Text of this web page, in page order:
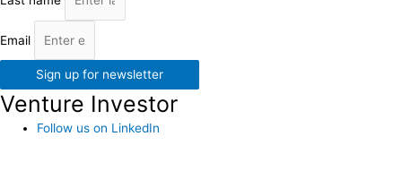
Email
Sign up for newsletter
Venture Investor
Follow us on LinkedIn